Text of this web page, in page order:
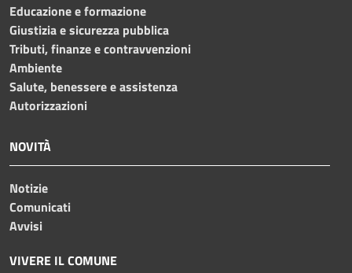
Educazione e formazione
Giustizia e sicurezza pubblica
Tributi, finanze e contravvenzioni
Ambiente
Salute, benessere e assistenza
Autorizzazioni
NOVITÀ
Notizie
Comunicati
Avvisi
VIVERE IL COMUNE